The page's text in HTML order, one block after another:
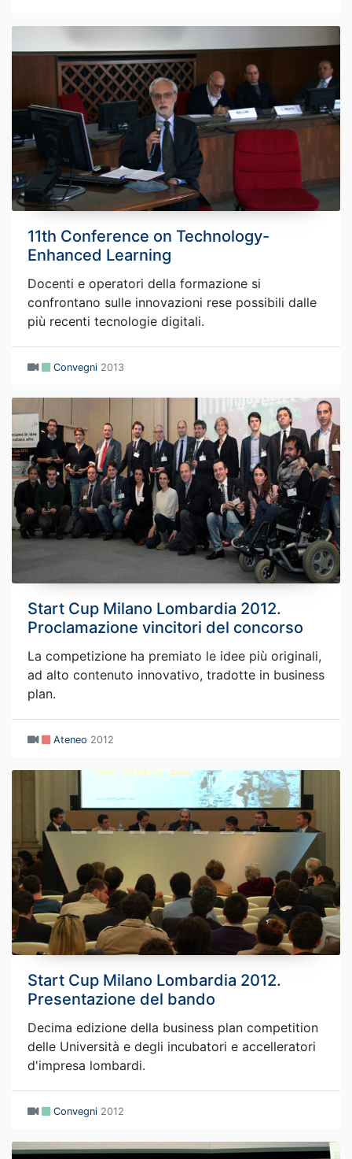
11th Conference on Technology-
Enhanced Learning
Docenti e operatori della formazione si
confrontano sulle innovazioni rese possibili dalle
più recenti tecnologie digitali.
Convegni 2013
Start Cup Milano Lombardia 2012.
Proclamazione vincitori del concorso
La competizione ha premiato le idee più originali,
ad alto contenuto innovativo, tradotte in business
plan.
Ateneo 2012
Start Cup Milano Lombardia 2012.
Presentazione del bando
Decima edizione della business plan competition
delle Università e degli incubatori e accelleratori
d'impresa lombardi.
Convegni 2012